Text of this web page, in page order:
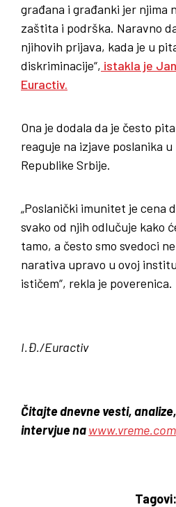
građana i građanki jer njima
zaštita i podrška. Naravno
njihovih prijava, kada je u
diskriminacije“, istakla je
Euractiv.
Ona je dodala da je često
reaguje na izjave poslanika
Republike Srbije.
„Poslanički imunitet je cena
svako od njih odlučuje kako
tamo, a često smo svedoci
narativa upravo u ovoj
ističem“, rekla je poverenica.
I.Đ./Euractiv
Čitajte dnevne vesti,
intervjue nawww.vreme.com
Tagovi: